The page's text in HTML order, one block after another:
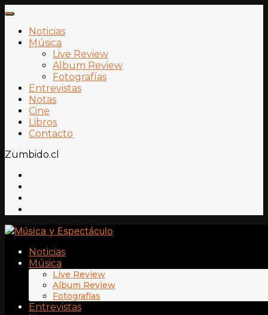
Noticias
Música
Live Review
Album Review
Fotografías
Entrevistas
Notas
Cine
Libros
Contacto
Zumbido.cl
Noticias
Música
Live Review
Album Review
Fotografías
Entrevistas